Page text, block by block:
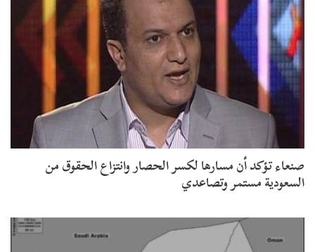
صنعاء تؤكد أن مسارها لكسر الحصار وانتزاع الحقوق من
السعودية مستمر وتصاعدي